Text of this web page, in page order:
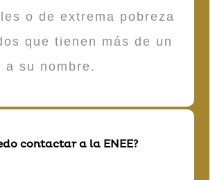
o de extrema pobreza
que tienen más de un
a su nombre.
contactar a la ENEE?